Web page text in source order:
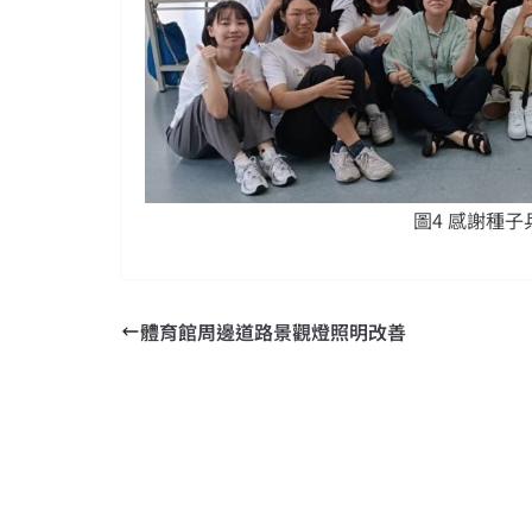
圖4 感謝種
體育館周邊道路景觀燈照明改善